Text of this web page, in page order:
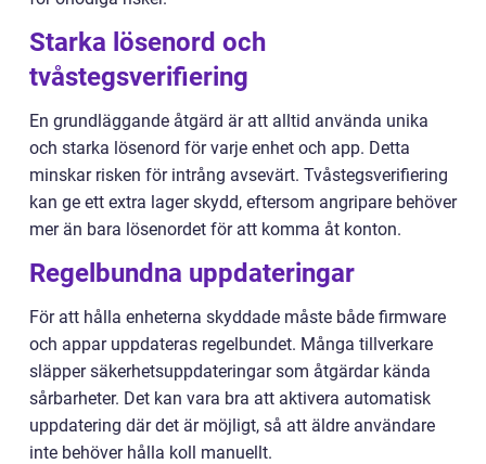
Starka lösenord och
tvåstegsverifiering
En grundläggande åtgärd är att alltid använda unika
och starka lösenord för varje enhet och app. Detta
minskar risken för intrång avsevärt. Tvåstegsverifiering
kan ge ett extra lager skydd, eftersom angripare behöver
mer än bara lösenordet för att komma åt konton.
Regelbundna uppdateringar
För att hålla enheterna skyddade måste både firmware
och appar uppdateras regelbundet. Många tillverkare
släpper säkerhetsuppdateringar som åtgärdar kända
sårbarheter. Det kan vara bra att aktivera automatisk
uppdatering där det är möjligt, så att äldre användare
inte behöver hålla koll manuellt.